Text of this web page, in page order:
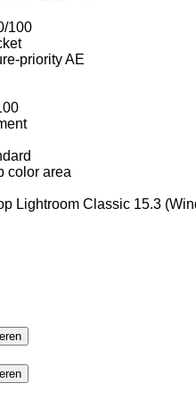
100
priority AE
color area
Lightroom Classic 15.3